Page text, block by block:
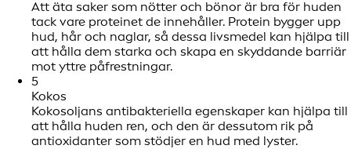
Att äta saker som nötter och bönor är bra för huden
tack vare proteinet de innehåller. Protein bygger upp
hud, hår och naglar, så dessa livsmedel kan hjälpa till
att hålla dem starka och skapa en skyddande barriär
mot yttre påfrestningar.
5
Kokos
Kokosoljans antibakteriella egenskaper kan hjälpa till
att hålla huden ren, och den är dessutom rik på
antioxidanter som stödjer en hud med lyster.